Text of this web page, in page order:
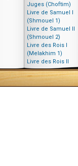
Juges (Choftim)
Livre de Samuel I
(Shmouel 1)
Livre de Samuel II
(Shmouel 2)
Livre des Rois I
(Melakhim 1)
Livre des Rois II
(Melakhim 2)
Isaïe (Yechayahou)
Jérémie